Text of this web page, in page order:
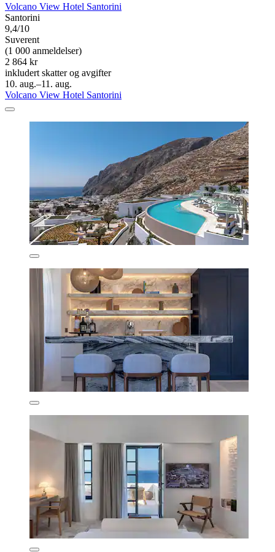
Volcano View Hotel Santorini
Santorini
9,4/10
Suverent
(1 000 anmeldelser)
2 864 kr
inkludert skatter og avgifter
10. aug.–11. aug.
Volcano View Hotel Santorini